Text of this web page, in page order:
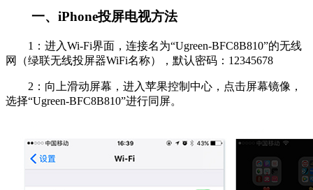
一、iPhone投屏电视方法
1：进入Wi-Fi界面，连接名为“Ugreen-BFC8B810”的无线
网（绿联无线投屏器WiFi名称），默认密码：12345678
2：向上滑动屏幕，进入苹果控制中心，点击屏幕镜像，
选择“Ugreen-BFC8B810”进行同屏。